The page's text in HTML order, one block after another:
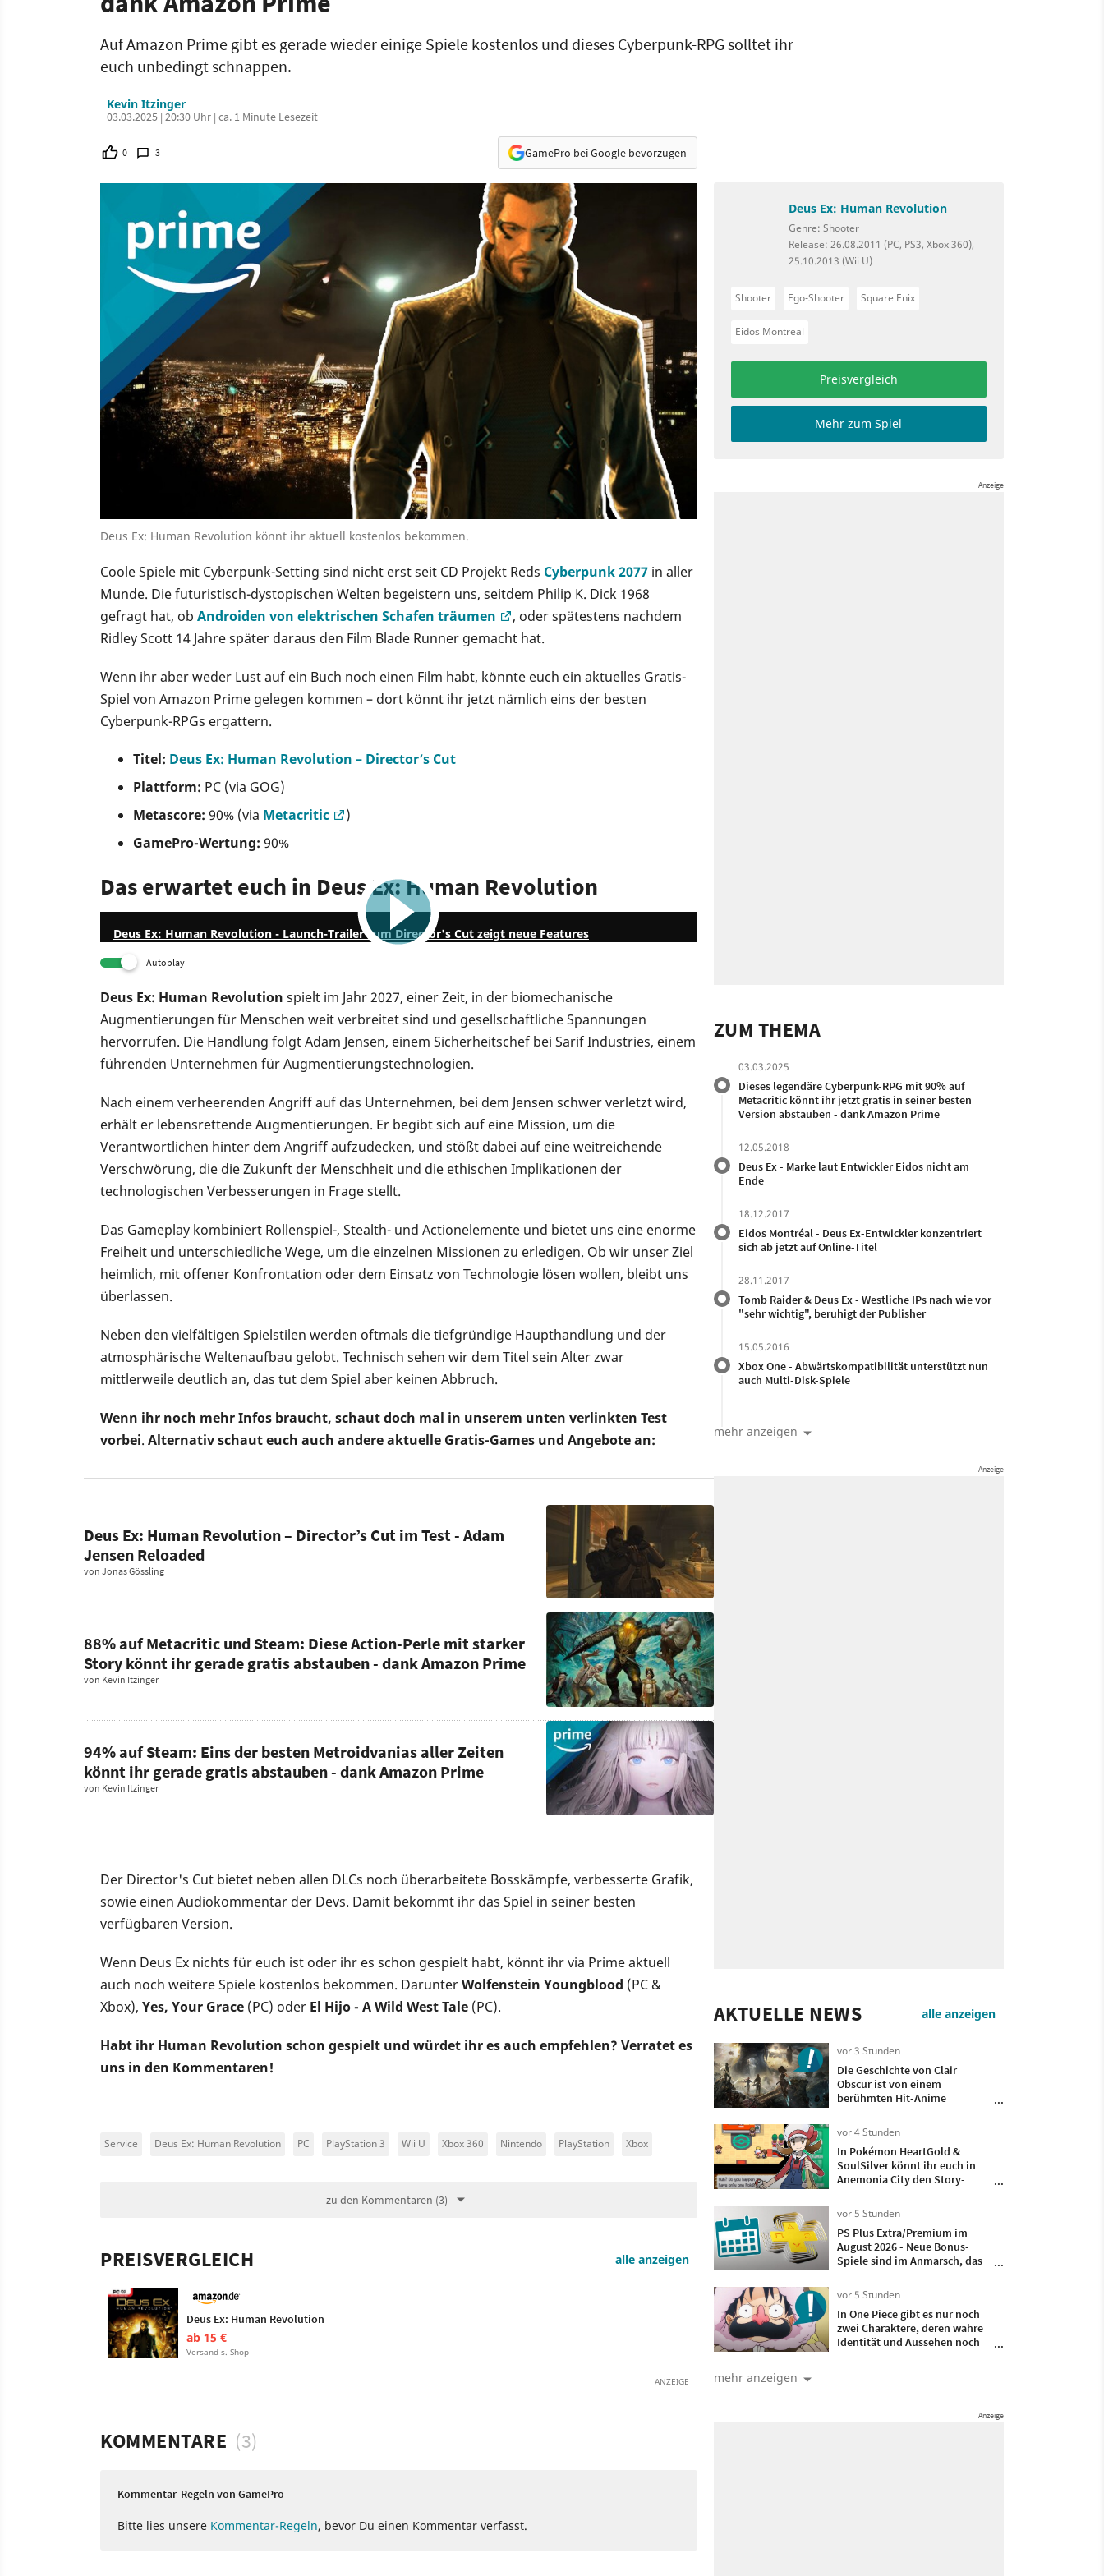
Auf Amazon Prime gibt es gerade wieder einige Spiele kostenlos und dieses Cyberpunk-RPG solltet ihr
euch unbedingt schnappen.
Kevin Itzinger
03.03.2025 | 20:30 Uhr | ca. 1 Minute Lesezeit
0 3 GamePro bei Google bevorzugen
Deus Ex: Human Revolution könnt ihr aktuell kostenlos bekommen.
Coole Spiele mit Cyberpunk-Setting sind nicht erst seit CD Projekt Reds Cyberpunk 2077 in aller
Munde. Die futuristisch-dystopischen Welten begeistern uns, seitdem Philip K. Dick 1968
gefragt hat, ob Androiden von elektrischen Schafen träumen
, oder spätestens nachdem
Ridley Scott 14 Jahre später daraus den Film Blade Runner gemacht hat.
Wenn ihr aber weder Lust auf ein Buch noch einen Film habt, könnte euch ein aktuelles Gratis-
Spiel von Amazon Prime gelegen kommen – dort könnt ihr jetzt nämlich eins der besten
Cyberpunk-RPGs ergattern.
Titel: Deus Ex: Human Revolution – Director’s Cut
Plattform: PC (via GOG)
Metascore: 90% (via Metacritic
)
GamePro-Wertung: 90%
Das erwartet euch in Deus Ex: Human Revolution
Deus Ex: Human Revolution - Launch-Trailer zum Director's Cut zeigt neue Features
Autoplay
Deus Ex: Human Revolution spielt im Jahr 2027, einer Zeit, in der biomechanische
Augmentierungen für Menschen weit verbreitet sind und gesellschaftliche Spannungen
hervorrufen. Die Handlung folgt Adam Jensen, einem Sicherheitschef bei Sarif Industries, einem
führenden Unternehmen für Augmentierungstechnologien.
Nach einem verheerenden Angriff auf das Unternehmen, bei dem Jensen schwer verletzt wird,
erhält er lebensrettende Augmentierungen. Er begibt sich auf eine Mission, um die
Verantwortlichen hinter dem Angriff aufzudecken, und stößt dabei auf eine weitreichende
Verschwörung, die die Zukunft der Menschheit und die ethischen Implikationen der
technologischen Verbesserungen in Frage stellt.
Das Gameplay kombiniert Rollenspiel-, Stealth- und Actionelemente und bietet uns eine enorme
Freiheit und unterschiedliche Wege, um die einzelnen Missionen zu erledigen. Ob wir unser Ziel
heimlich, mit offener Konfrontation oder dem Einsatz von Technologie lösen wollen, bleibt uns
überlassen.
Neben den vielfältigen Spielstilen werden oftmals die tiefgründige Haupthandlung und der
atmosphärische Weltenaufbau gelobt. Technisch sehen wir dem Titel sein Alter zwar
mittlerweile deutlich an, das tut dem Spiel aber keinen Abbruch.
Wenn ihr noch mehr Infos braucht, schaut doch mal in unserem unten verlinkten Test
vorbei. Alternativ schaut euch auch andere aktuelle Gratis-Games und Angebote an:
Deus Ex: Human Revolution – Director’s Cut im Test - Adam
Jensen Reloaded
von Jonas Gössling
88% auf Metacritic und Steam: Diese Action-Perle mit starker
Story könnt ihr gerade gratis abstauben - dank Amazon Prime
von Kevin Itzinger
94% auf Steam: Eins der besten Metroidvanias aller Zeiten
könnt ihr gerade gratis abstauben - dank Amazon Prime
von Kevin Itzinger
Der Director's Cut bietet neben allen DLCs noch überarbeitete Bosskämpfe, verbesserte Grafik,
sowie einen Audiokommentar der Devs. Damit bekommt ihr das Spiel in seiner besten
verfügbaren Version.
Wenn Deus Ex nichts für euch ist oder ihr es schon gespielt habt, könnt ihr via Prime aktuell
auch noch weitere Spiele kostenlos bekommen. DarunterWolfenstein Youngblood (PC &
Xbox), Yes, Your Grace (PC) oder El Hijo - A Wild West Tale (PC).
Habt ihr Human Revolution schon gespielt und würdet ihr es auch empfehlen? Verratet es
uns in den Kommentaren!
Service Deus Ex: Human Revolution PC PlayStation 3 Wii U Xbox 360 Nintendo PlayStation Xbox
zu den Kommentaren (3)
PREISVERGLEICH alle anzeigen
Deus Ex: Human Revolution
ab 15 €
Versand s. Shop
ANZEIGE
KOMMENTARE (3)
Kommentar-Regeln von GamePro
Bitte lies unsere Kommentar-Regeln, bevor Du einen Kommentar verfasst.
Deus Ex: Human Revolution
Genre: Shooter
Release: 26.08.2011 (PC, PS3, Xbox 360),
25.10.2013 (Wii U)
Shooter Ego-Shooter Square Enix
Eidos Montreal
Preisvergleich
Mehr zum Spiel
ZUM THEMA
03.03.2025
Dieses legendäre Cyberpunk-RPG mit 90% auf
Metacritic könnt ihr jetzt gratis in seiner besten
Version abstauben - dank Amazon Prime
12.05.2018
Deus Ex - Marke laut Entwickler Eidos nicht am
Ende
18.12.2017
Eidos Montréal - Deus Ex-Entwickler konzentriert
sich ab jetzt auf Online-Titel
28.11.2017
Tomb Raider & Deus Ex - Westliche IPs nach wie vor
"sehr wichtig", beruhigt der Publisher
15.05.2016
Xbox One - Abwärtskompatibilität unterstützt nun
auch Multi-Disk-Spiele
mehr anzeigen
AKTUELLE NEWS alle anzeigen
vor 3 Stunden
Die Geschichte von Clair
Obscur ist von einem
berühmten Hit-Anime
Guillaume Broche enthüllt,
welcher es ist
vor 4 Stunden
In Pokémon HeartGold &
SoulSilver könnt ihr euch in
Anemonia City den Story-
Entwickler haben eine clevere
Notfall-Mechanik eingebaut
vor 5 Stunden
PS Plus Extra/Premium im
August 2026 - Neue Bonus-
Spiele sind im Anmarsch, das
vor 5 Stunden
In One Piece gibt es nur noch
zwei Charaktere, deren wahre
Identität und Aussehen noch
mehr anzeigen